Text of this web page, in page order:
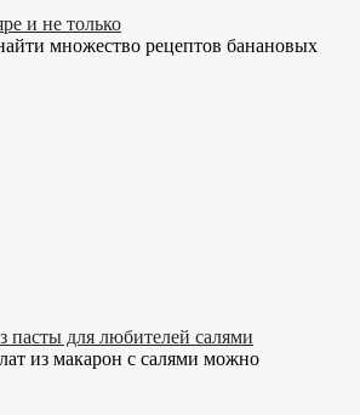
и не только
множество рецептов банановых
пасты для любителей салями
из макарон с салями можно